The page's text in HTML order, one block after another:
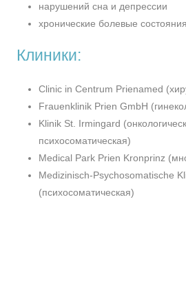
нарушений сна и депрессии
хронические болевые состояния
Клиники:
Clinic in Centrum Prienamed
Frauenklinik Prien GmbH
Klinik St. Irmingard
психосоматическая)
Medical Park Prien Kronprinz
Medizinisch-Psychosomatische
(психосоматическая)